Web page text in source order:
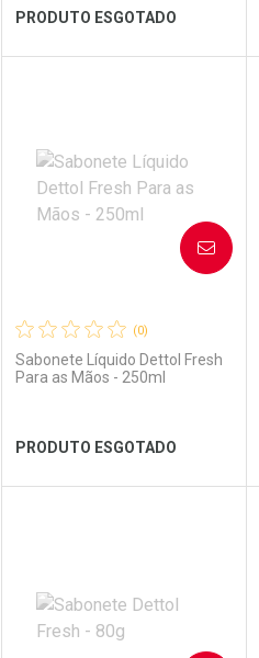
Ver Desconto Convênio
PRODUTO ESGOTADO
Laboratório
Ver Desconto Convênio
Por Menos
(0)
Sabonete Líquido Dettol Fresh
Para as Mãos - 250ml
PRODUTO ESGOTADO
AVISE-ME